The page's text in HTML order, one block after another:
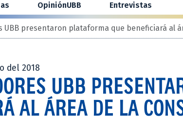
OpiniónUBB Entrevistas
UBB presentaron plataforma que beneficiará al
del 2018
UBB
AL ÁREA DE LA